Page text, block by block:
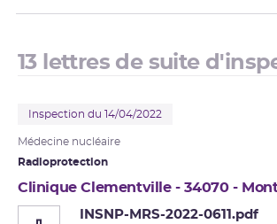
13 lettres de suite
Inspection du 14/04/2022
Médecine nucléaire
Radioprotection
Clinique Clementville - 34070 -
INSNP-MRS-2022-0611.pdf